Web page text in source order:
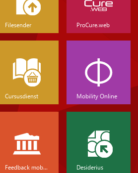
Filesender ProCure.web
Cursusdienst Mobility Online
Feedback mobiliteit Desiderius